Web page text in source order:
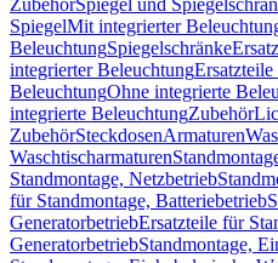
ZubehörSpiegel und
SpiegelMit integrierter
BeleuchtungSpiegelschränke
integrierter Beleuchtung
BeleuchtungOhne integrierte
integrierte BeleuchtungZubehör
ZubehörSteckdosenArmaturen
Waschtischarmaturen
Standmontage, Netzbetrieb
für Standmontage, Batteriebetrieb
GeneratorbetriebErsatzteile für
GeneratorbetriebStandmontage,